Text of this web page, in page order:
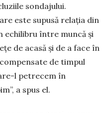
son­da­ju­lui.
este supusă relația din
echilibru între muncă și
de acasă și de a face în
de timpul
l petrecem în
a spus el.